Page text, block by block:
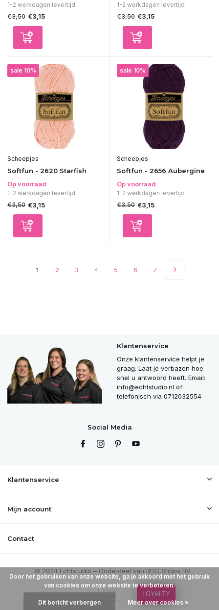
1-2 werkdagen levertijd
€3,50 €3,15
1-2 werkdagen levertijd
€3,50 €3,15
sale 10%
Scheepjes
Softfun - 2620 Starfish
Op voorraad
1-2 werkdagen levertijd
€3,50 €3,15
sale 10%
Scheepjes
Softfun - 2656 Aubergine
Op voorraad
1-2 werkdagen levertijd
€3,50 €3,15
1 2 3 4 5 6 7
Klantenservice
Onze klantenservice helpt je
graag. Laat je verbazen hoe
snel u antwoord heeft. Email:
info@echtstudio.nl of
telefonisch via 0712032554
Social Media
Klantenservice
Mijn account
Contact
Door het gebruiken van onze website, ga je akkoord met het gebruik
van cookies om onze website te verbeteren.
Dit bericht verbergen Meer over cookies »
LOYALTY